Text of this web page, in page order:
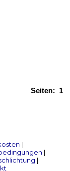
Seiten: 1
|
|
|